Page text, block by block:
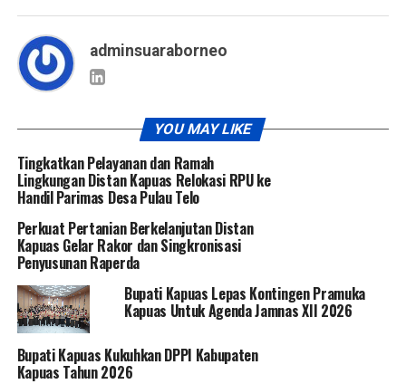
adminsuaraborneo
YOU MAY LIKE
Tingkatkan Pelayanan dan Ramah
Lingkungan Distan Kapuas Relokasi RPU ke
Handil Parimas Desa Pulau Telo
Perkuat Pertanian Berkelanjutan Distan
Kapuas Gelar Rakor dan Singkronisasi
Penyusunan Raperda
Bupati Kapuas Lepas Kontingen Pramuka
Kapuas Untuk Agenda Jamnas XII 2026
Bupati Kapuas Kukuhkan DPPI Kabupaten
Kapuas Tahun 2026